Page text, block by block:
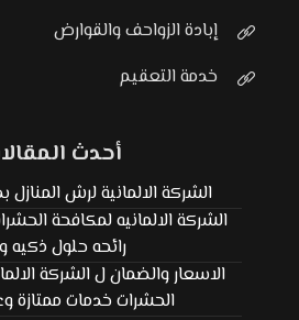
إبادة الزواحف والقوارض
خدمة التعقيم
أحدث
الشركة الالمانية لرش
الشركة الالمانيه لمكافحة
رائحه حلول ذكيه
الاسعار والضمان ل الشركة
الحشرات خدمات ممتازة